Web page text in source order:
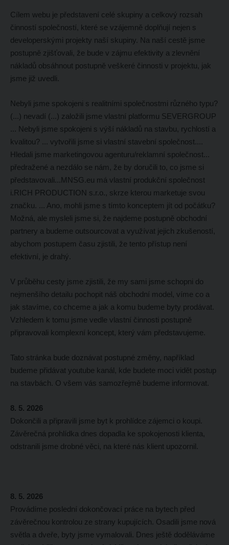
Cílem webu je představení celé skupiny a celkový rozsah
činností společností, které se vzájemně doplňují nejen s
developerskými projekty naší skupiny. Na naší cestě jsme
postupně zjišťovali, že bude v zájmu efektivity a zlevnění
nákladů obsáhnout postupně veškeré činnosti v projektu, jak
jsme již uvedli.
Nebyli jsme spokojeni s realitními společnostmi různého typu?
(...) nevadí (...) založili jsme vlastní platformu SEVERGROUP
... Nebyli jsme spokojeni s výší nákladů na stavbu, rychlostí a
kvalitou? ... vytvořili jsme si vlastní stavební společnost....
Hledali jsme marketingovou agenturu/reklamní společnost...
předražené a nezdálo se nám, že by doručili to, co jsme si
představovali...MNSG.eu má vlastní produkční společnost
i.RICH PRODUCTION s.r.o., skrze kterou marketuje svou
značku. ... Ano, mohli jsme s tímto konceptem jít od počátku?
Možná, ale mysleli jsme si, že najdeme postupně obchodní
partnery a budeme outsourcovat a využívat jejich zkušeností,
abychom postupem času zjistili, že tento přístup není
efektivní, je drahý.
V průběhu cesty jsme zjistili, že my sami jsme schopni do
nejmenšího detailu pochopit náš obchodní model, víme co a
jak stavíme, co chceme a jak a komu budeme byty prodávat.
Vzhledem k tomu jsme vedle vlastní činnosti postupně
připravovali komplexní koncept, který vám představujeme.
Tato stránka bude doznávat postupné změny, například
budeme přidávat youtube kanál, kde budete moci vidět postup
na stavbách. O všem vás samozřejmě budeme informovat.
8. 5. 2026
Dokončili a připravili jsme byt k prohlídce zájemci o koupi.
Závěrečná prohlídka dnes dopadla ke spokojenosti klienta,
odstranili jsme drobné věci, na které nás klient upozornil.
8. 5. 2026
Provádíme poslední dokončovací práce na bytech před
závěrečnou kontrolou ze strany kupujících. Osadili jsme nová
světla a dveře, byty jsme vymalovali. Dnes ještě doděláváme